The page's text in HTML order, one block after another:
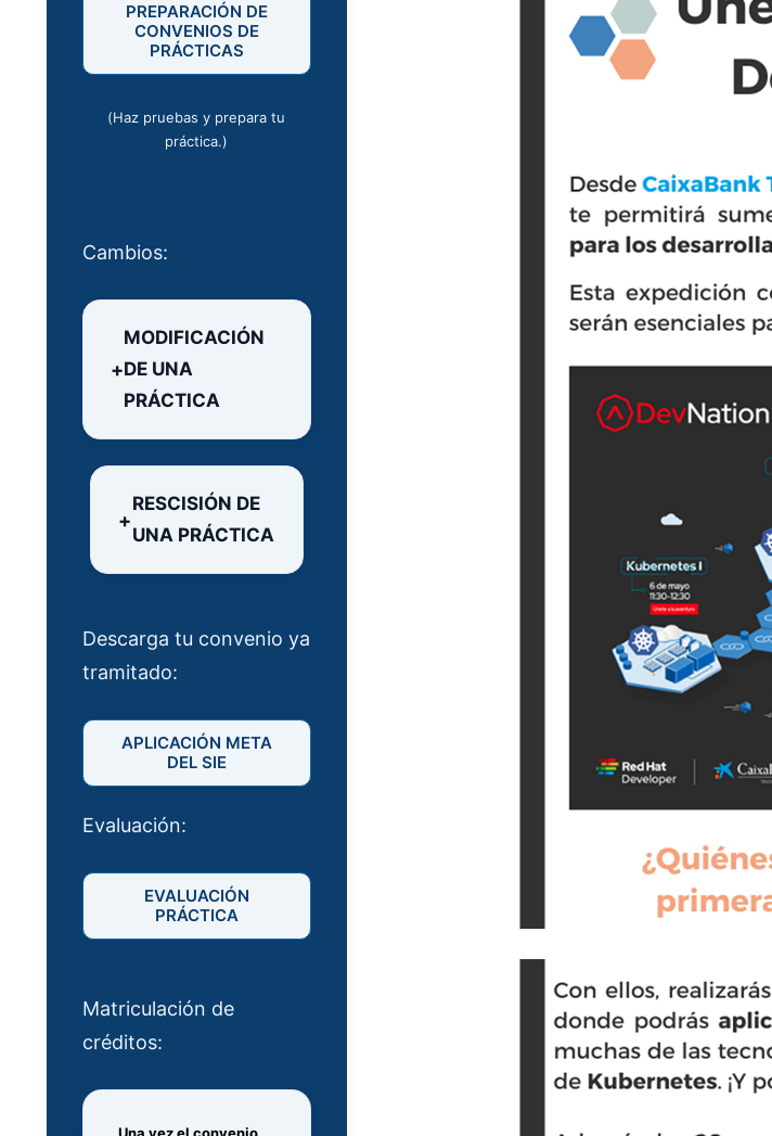
PREPARACIÓN DE
CONVENIOS DE
PRÁCTICAS
(Haz pruebas y prepara tu
práctica.)
Cambios:
MODIFICACIÓN
DE UNA
PRÁCTICA
RESCISIÓN DE
UNA PRÁCTICA
Descarga tu convenio ya
tramitado:
APLICACIÓN META
DEL SIE
Evaluación:
EVALUACIÓN
PRÁCTICA
Matriculación de
créditos: